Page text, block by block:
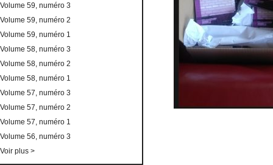
Volume 59, numéro 3
Volume 59, numéro 2
Volume 59, numéro 1
Volume 58, numéro 3
Volume 58, numéro 2
Volume 58, numéro 1
Volume 57, numéro 3
Volume 57, numéro 2
Volume 57, numéro 1
Volume 56, numéro 3
Voir plus >